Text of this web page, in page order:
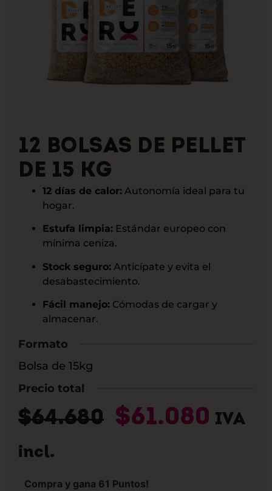
12 BOLSAS DE PELLET
DE 15 KG
12 días de calor: Autonomía ideal para tu
hogar.
Estufa limpia: Estándar europeo con
mínima ceniza.
Stock seguro: Anticípate y evita el
desabastecimiento.
Fácil manejo: Cómodas de cargar y
almacenar.
Formato
Bolsa de 15kg
Precio total
$64.680 $61.080 IVA
incl.
Compra y gana 61 Puntos!